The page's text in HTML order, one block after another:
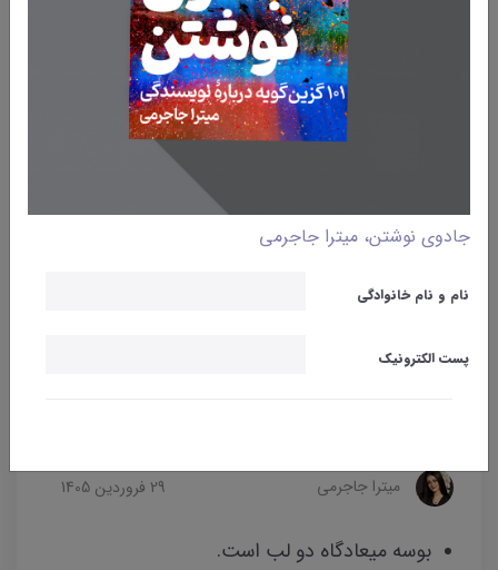
جادوی نوشتن، میترا جاجرمی
نام و نام خانوادگی
پست الکترونیک
میترا جاجرمی 29 فروردین 1405
بوسه میعادگاه دو لب است.